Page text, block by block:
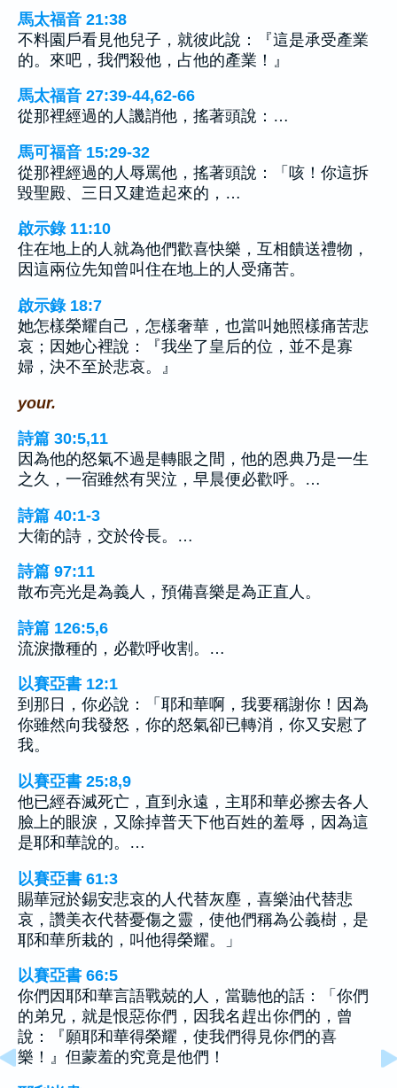
馬太福音 21:38
不料園戶看見他兒子，就彼此說：『這是承受產業
的。來吧，我們殺他，占他的產業！』
馬太福音 27:39-44,62-66
從那裡經過的人譏誚他，搖著頭說：…
馬可福音 15:29-32
從那裡經過的人辱罵他，搖著頭說：「咳！你這拆
毀聖殿、三日又建造起來的，…
啟示錄 11:10
住在地上的人就為他們歡喜快樂，互相饋送禮物，
因這兩位先知曾叫住在地上的人受痛苦。
啟示錄 18:7
她怎樣榮耀自己，怎樣奢華，也當叫她照樣痛苦悲
哀；因她心裡說：『我坐了皇后的位，並不是寡
婦，決不至於悲哀。』
your.
詩篇 30:5,11
因為他的怒氣不過是轉眼之間，他的恩典乃是一生
之久，一宿雖然有哭泣，早晨便必歡呼。…
詩篇 40:1-3
大衛的詩，交於伶長。…
詩篇 97:11
散布亮光是為義人，預備喜樂是為正直人。
詩篇 126:5,6
流淚撒種的，必歡呼收割。…
以賽亞書 12:1
到那日，你必說：「耶和華啊，我要稱謝你！因為
你雖然向我發怒，你的怒氣卻已轉消，你又安慰了
我。
以賽亞書 25:8,9
他已經吞滅死亡，直到永遠，主耶和華必擦去各人
臉上的眼淚，又除掉普天下他百姓的羞辱，因為這
是耶和華說的。…
以賽亞書 61:3
賜華冠於錫安悲哀的人代替灰塵，喜樂油代替悲
哀，讚美衣代替憂傷之靈，使他們稱為公義樹，是
耶和華所栽的，叫他得榮耀。」
以賽亞書 66:5
你們因耶和華言語戰兢的人，當聽他的話：「你們
的弟兄，就是恨惡你們，因我名趕出你們的，曾
說：『願耶和華得榮耀，使我們得見你們的喜
樂！』但蒙羞的究竟是他們！